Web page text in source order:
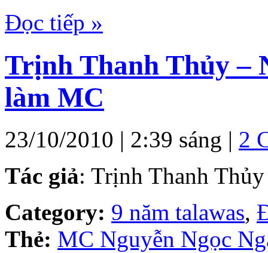
Đọc tiếp »
Trịnh Thanh Thủy –
làm MC
23/10/2010 | 2:39 sáng | 2
Tác giả: Trịnh Thanh Thủy
Category: 9 năm talawas,
Thẻ: MC Nguyễn Ngọc